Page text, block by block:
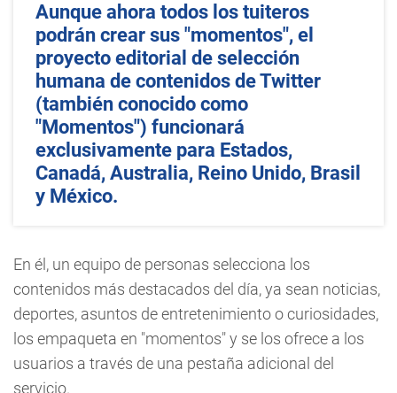
Aunque ahora todos los tuiteros
podrán crear sus "momentos", el
proyecto editorial de selección
humana de contenidos de Twitter
(también conocido como
"Momentos") funcionará
exclusivamente para Estados,
Canadá, Australia, Reino Unido, Brasil
y México.
En él, un equipo de personas selecciona los
contenidos más destacados del día, ya sean noticias,
deportes, asuntos de entretenimiento o curiosidades,
los empaqueta en "momentos" y se los ofrece a los
usuarios a través de una pestaña adicional del
servicio.